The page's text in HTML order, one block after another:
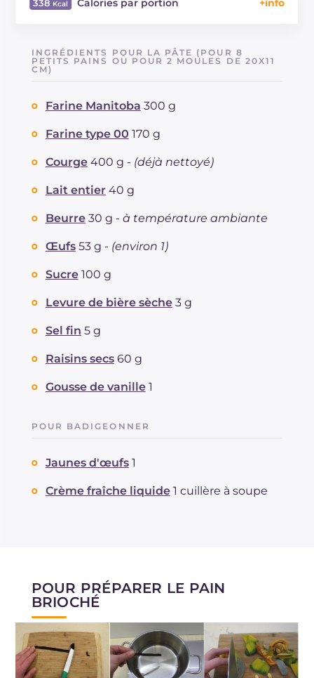
338 Calories par portion
Dont sucres g 21
Graisses
Fibre
Sodium mg
INGRÉDIENTS POUR LA PÂTE (POUR 8
PETITS PAINS OU POUR 2 MOULES DE 20X11
CM)
Farine Manitoba 300 g
Farine type 00 170 g
Courge 400 g - (déjà nettoyé)
Lait entier 40 g
Beurre 30 g - à température ambiante
Œufs 53 g - (environ 1)
Sucre 100 g
Levure de bière sèche 3 g
Sel fin 5 g
Raisins secs 60 g
Gousse de vanille 1
POUR BADIGEONNER
Jaunes d'œufs 1
Crème fraîche liquide 1 cuillère à soupe
POUR PRÉPARER LE PAIN
BRIOCHÉ